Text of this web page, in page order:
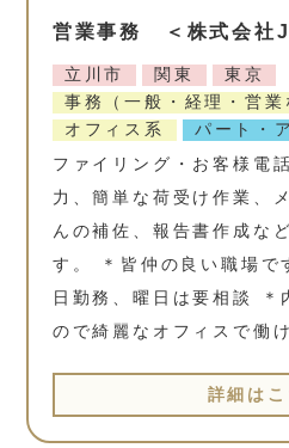
営業事務 ＜株式会社
立川市 関東
東京
事務（一般・経理・営業
オフィス系
パート・
ファイリング・お客様電
力、簡単な荷受け作業、
んの補佐、報告書作成な
す。 ＊皆仲の良い職場で
日勤務、曜日は要相談 ＊
ので綺麗なオフィスで働
詳細はこ